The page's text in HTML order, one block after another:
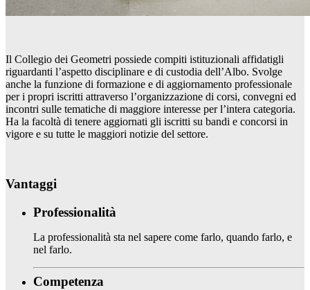
Il Collegio dei Geometri possiede compiti istituzionali affidatigli
riguardanti l’aspetto disciplinare e di custodia dell’Albo. Svolge
anche la funzione di formazione e di aggiornamento professionale
per i propri iscritti attraverso l’organizzazione di corsi, convegni ed
incontri sulle tematiche di maggiore interesse per l’intera categoria.
Ha la facoltà di tenere aggiornati gli iscritti su bandi e concorsi in
vigore e su tutte le maggiori notizie del settore.
Vantaggi
Professionalità
La professionalità sta nel sapere come farlo, quando farlo, e
nel farlo.
Competenza